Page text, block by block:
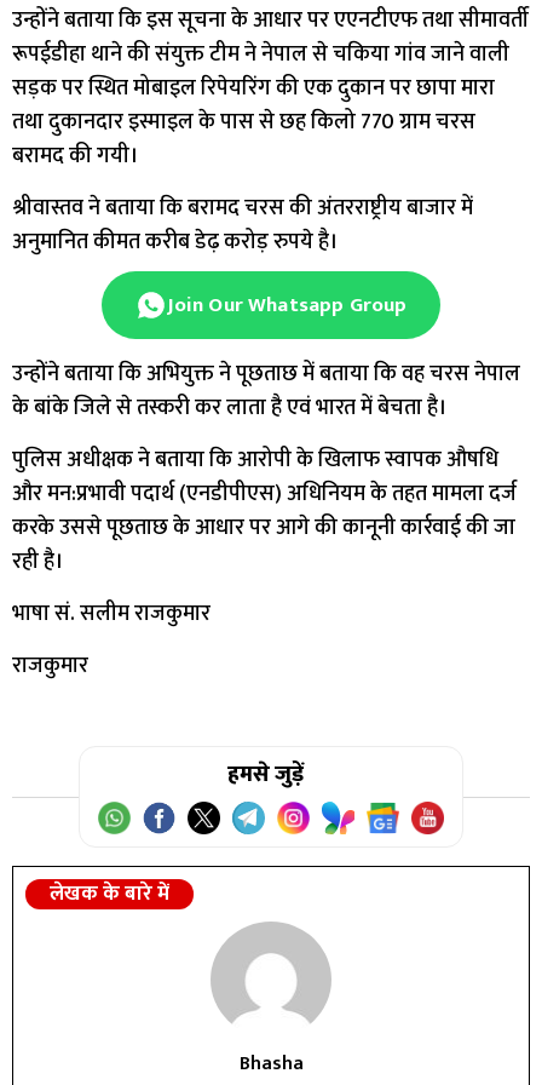
उन्होंने बताया कि इस सूचना के आधार पर एएनटीएफ तथा सीमावर्ती
रूपईडीहा थाने की संयुक्त टीम ने नेपाल से चकिया गांव जाने वाली
सड़क पर स्थित मोबाइल रिपेयरिंग की एक दुकान पर छापा मारा
तथा दुकानदार इस्माइल के पास से छह किलो 770 ग्राम चरस
बरामद की गयी।
श्रीवास्तव ने बताया कि बरामद चरस की अंतरराष्ट्रीय बाजार में
अनुमानित कीमत करीब डेढ़ करोड़ रुपये है।
Join Our Whatsapp Group
उन्होंने बताया कि अभियुक्त ने पूछताछ में बताया कि वह चरस नेपाल
के बांके जिले से तस्करी कर लाता है एवं भारत में बेचता है।
पुलिस अधीक्षक ने बताया कि आरोपी के खिलाफ स्वापक औषधि
और मन:प्रभावी पदार्थ (एनडीपीएस) अधिनियम के तहत मामला दर्ज
करके उससे पूछताछ के आधार पर आगे की कानूनी कार्रवाई की जा
रही है।
भाषा सं. सलीम राजकुमार
राजकुमार
हमसे जुड़ें
लेखक के बारे में
Bhasha